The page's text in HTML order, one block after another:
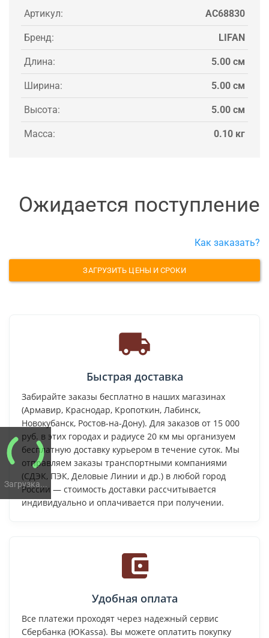
Загрузка...
Артикул: AC68830
Бренд: LIFAN
Длина: 5.00 см
Ширина: 5.00 см
Высота: 5.00 см
Масса: 0.10 кг
Ожидается поступление
Как заказать?
ЗАГРУЗИТЬ ЦЕНЫ И СРОКИ
Быстрая доставка
Забирайте заказы бесплатно в наших магазинах
(Армавир, Краснодар, Кропоткин, Лабинск,
Новокубанск, Ростов-на-Дону). Для заказов от 15 000
руб. в этих городах и радиусе 20 км мы организуем
бесплатную доставку курьером в течение суток. Мы
отправляем заказы транспортными компаниями
(СДЭК, ПЭК, Деловые Линии и др.) в любой город
России — стоимость доставки рассчитывается
индивидуально и оплачивается при получении.
Удобная оплата
Все платежи проходят через надежный сервис
Сбербанка (ЮKassa). Вы можете оплатить покупку